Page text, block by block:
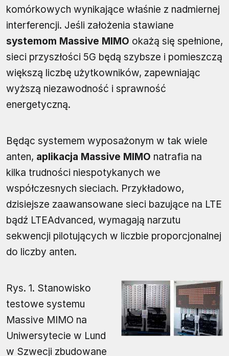
komórkowych wynikające właśnie z nadmiernej
interferencji. Jeśli założenia stawiane
systemom Massive MIMO okażą się spełnione,
sieci przyszłości 5G będą szybsze i pomieszczą
większą liczbę użytkowników, zapewniając
wyższą niezawodność i sprawność
energetyczną.
Będąc systemem wyposażonym w tak wiele
anten, aplikacja Massive MIMO natrafia na
kilka trudności niespotykanych we
współczesnych sieciach. Przykładowo,
dzisiejsze zaawansowane sieci bazujące na LTE
bądź LTEAdvanced, wymagają narzutu
sekwencji pilotujących w liczbie proporcjonalnej
do liczby anten.
Rys. 1. Stanowisko
testowe systemu
Massive MIMO na
Uniwersytecie w Lund
w Szwecji zbudowane